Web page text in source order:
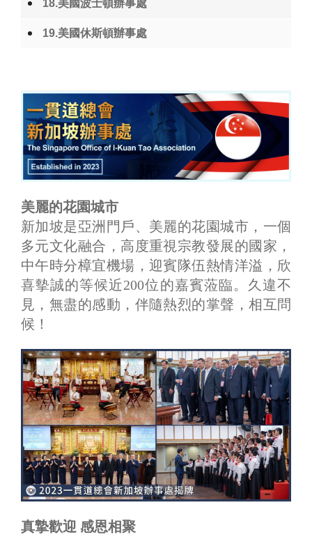
18.美國波士頓辦事處
19.美國休斯頓辦事處
美麗的花園城市
新加坡是亞洲門戶、美麗的花園城市，一個
多元文化融合，高度重視宗教發展的國家，
中午時分樟宜機場，迎賓隊伍熱情洋溢，欣
喜摰誠的等候近200位的嘉賓蒞臨。久違不
見，無盡的感動，伴隨熱烈的掌聲，相互問
候！
真摯歡迎 感恩相聚